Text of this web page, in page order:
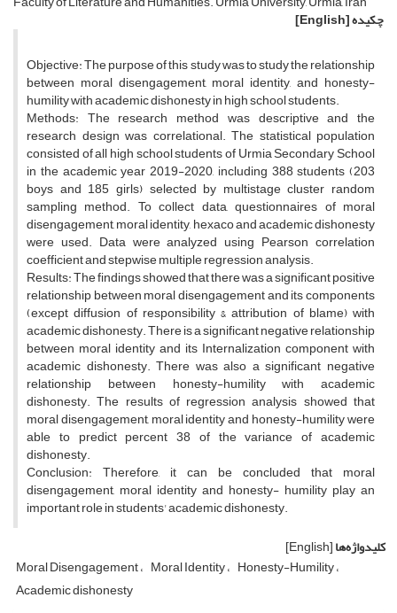
چکیده[English]
Objective: The purpose of this study was to study the relationship
between moral disengagement, moral identity, and honesty-
humility with academic dishonesty in high school students.
Methods: The research method was descriptive and the
research design was correlational. The statistical population
consisted of all high school students of Urmia Secondary School
in the academic year 2019-2020, including 388 students (203
boys and 185 girls) selected by multistage cluster random
sampling method. To collect data, questionnaires of moral
disengagement, moral identity, hexaco and academic dishonesty
were used. Data were analyzed using Pearson correlation
coefficient and stepwise multiple regression analysis.
Results: The findings showed that there was a significant positive
relationship between moral disengagement and its components
(except diffusion of responsibility & attribution of blame) with
academic dishonesty. There is a significant negative relationship
between moral identity and its Internalization component with
academic dishonesty. There was also a significant negative
relationship between honesty-humility with academic
dishonesty. The results of regression analysis showed that
moral disengagement, moral identity and honesty-humility were
able to predict percent 38 of the variance of academic
dishonesty.
Conclusion: Therefore, it can be concluded that moral
disengagement, moral identity and honesty- humility play an
important role in students' academic dishonesty.
کلیدواژه‌ها[English]
Moral Disengagement Moral Identity Honesty-Humility
Academic dishonesty